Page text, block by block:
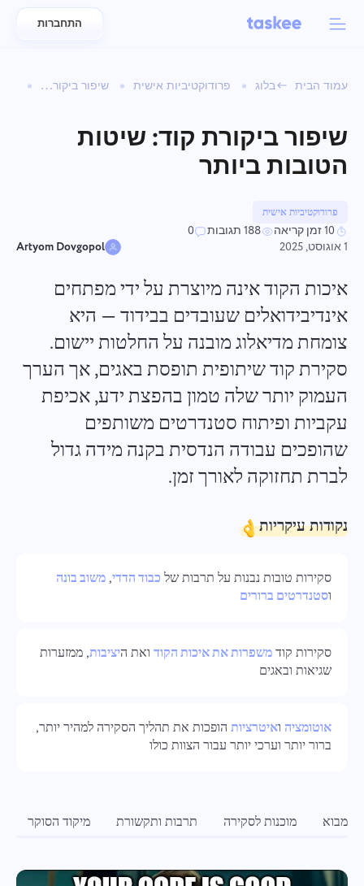
العربية
Azərbaycan
Deutsch
English
Español
Français
עברית
中文 (中国)
Oʻzbek
Türkçe
Tiếng Việt
התחברות
עמוד הבית בלוג פרודוקטיביות אישית שיפור ביקורת קוד: שיטות הטובות ביותר
שיפור ביקורת קוד: שיטות
הטובות ביותר
פרודוקטיביות אישית
10 זמן קריאה 188 תגובות
0
1 אוגוסט, 2025
Artyom Dovgopol
איכות הקוד אינה מיוצרת על ידי מפתחים
אינדיבידואלים שעובדים בבידוד — היא
צומחת מדיאלוג מובנה על החלטות יישום.
סקירת קוד שיתופית תופסת באגים, אך הערך
העמוק יותר שלה טמון בהפצת ידע, אכיפת
עקביות ופיתוח סטנדרטים משותפים
שהופכים עבודה הנדסית בקנה מידה גדול
לברת תחזוקה לאורך זמן.
נקודות עיקריות
סקירות טובות נבנות על תרבות של כבוד הדדי,משוב בונה
וסטנדרטים ברורים
סקירות קודמשפרות את איכות הקוד ואת היציבות, ממזערות
שגיאות ובאגים
אוטומציה ואיטרציות הופכות את תהליך הסקירה למהיר יותר,
ברור יותר וערכי יותר עבור הצוות כולו
מבוא מוכנות לסקירה תרבות ותקשורת מיקוד הסוקר
מאפייני Taskee
עקוב אחר זמן משימה, עקוב אחר עמיתים והוסף זמן באופן ידני
משימות
צור משימה, עבד עליה עם עמיתים וסגור אותה כשהיא מושלמת
דוחות
הפץ משאבים באמצעות דוחות על הזמן שהושקע בכל פרויקט
נהל משימות על לוח קנבן, סנן משימות והרחב את הלוח שלך
ניהול פרויקטים
צוות
תעשיות
סוג חברה